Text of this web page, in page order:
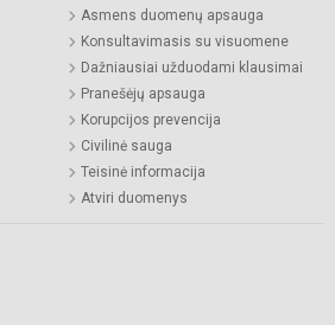
Asmens duomenų apsauga
Konsultavimasis su visuomene
Dažniausiai užduodami klausimai
Pranešėjų apsauga
Korupcijos prevencija
Civilinė sauga
Teisinė informacija
Atviri duomenys